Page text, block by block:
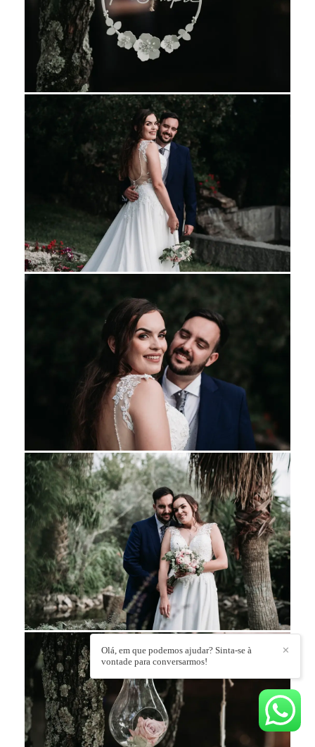
✕
Olá, em que podemos ajudar? Sinta-se à
vontade para conversarmos!